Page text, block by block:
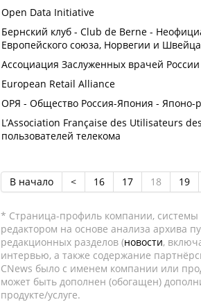
Open Data Initiative
Бернский клуб - Club de Berne -
Европейского союза, Норвегии и
Ассоциация Заслуженных врачей России
European Retail Alliance
ОРЯ - Общество Россия-Япония - Японо-
L’Association Française des Utilisateurs
пользователей телекома
В начало < 16 17 18 19
* Страница-профиль компании, системы
редактором на основе анализа архива
редакционных разделов (новости,
интервью, а также содержание
CNews было с именем компании или
может быть дополнен (обогащен)
продукте/услуге.